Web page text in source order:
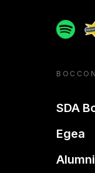
Spotify
SDA
Egea
Alumni